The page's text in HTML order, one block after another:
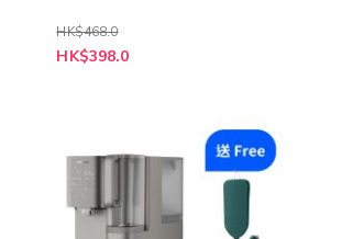
HK$468.0
特
殊
HK$398.0